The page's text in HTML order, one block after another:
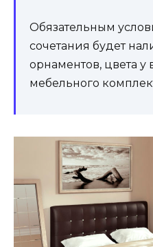
Обязательным
сочетания будет
орнаментов, цвета у
мебельного